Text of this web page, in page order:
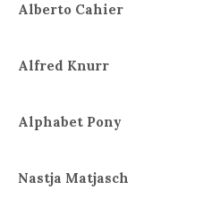
Alberto Cahier
Alfred Knurr
Alphabet Pony
Nastja Matjasch